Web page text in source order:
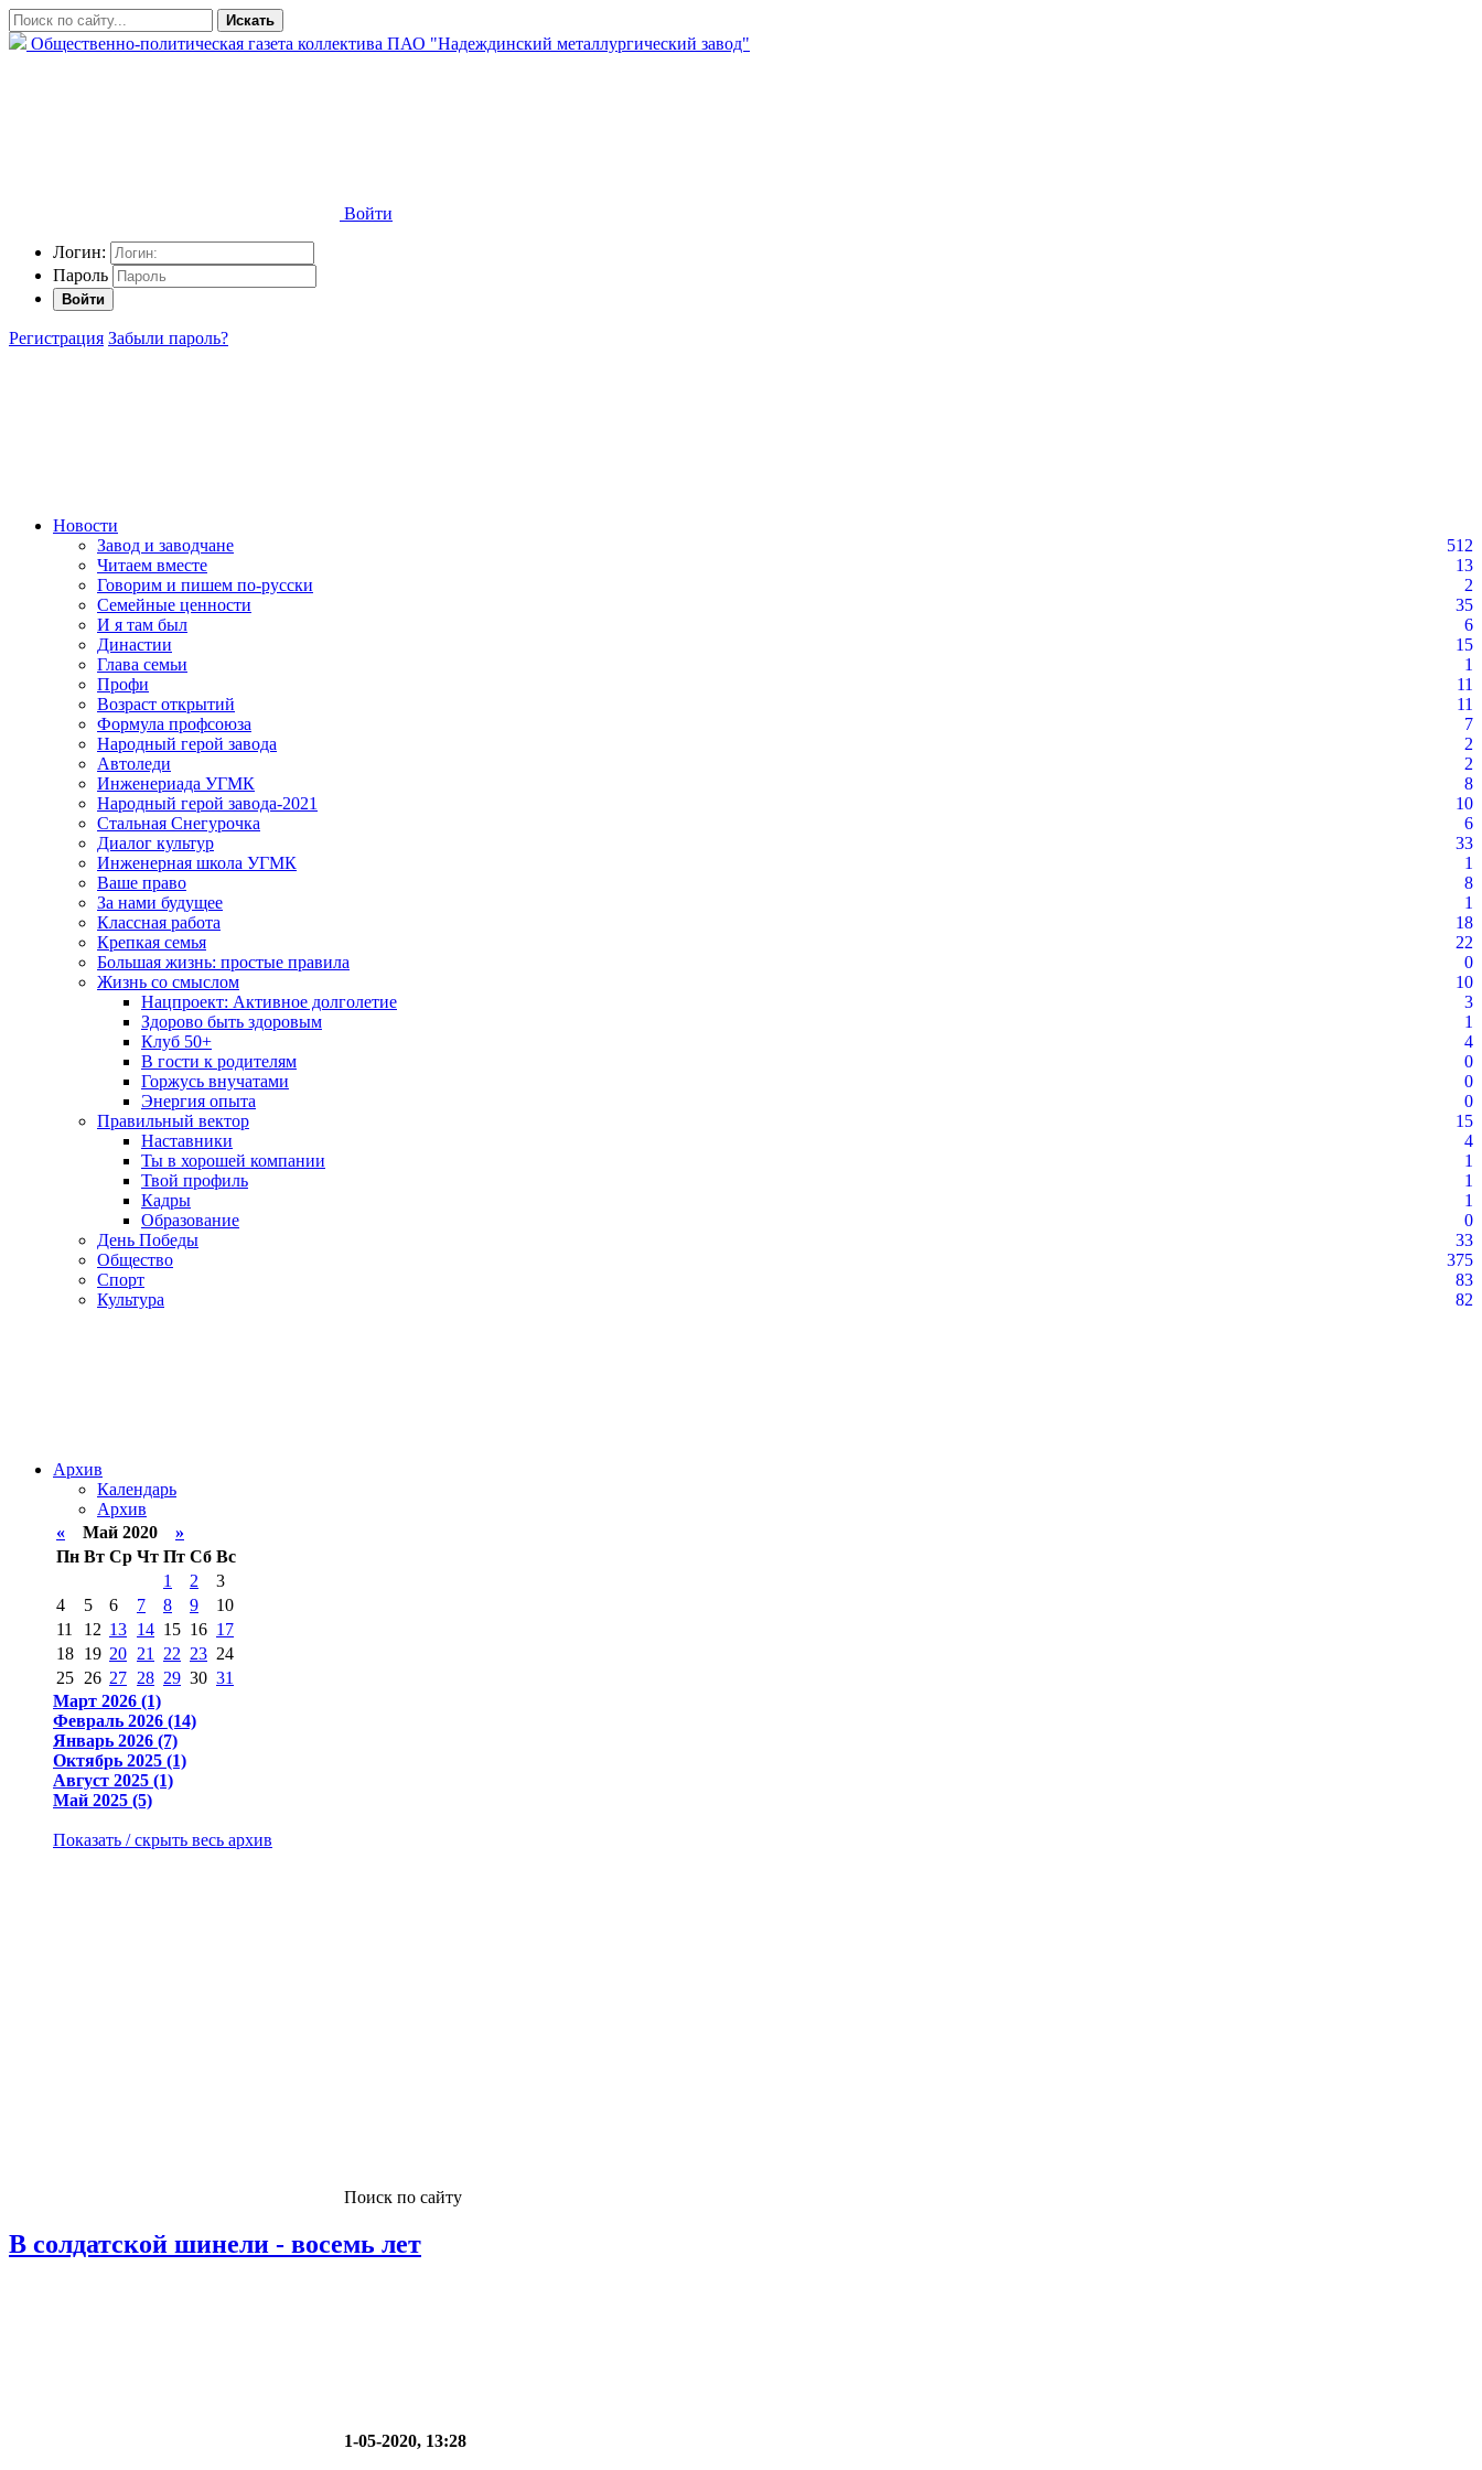
Искать
Общественно-политическая газета коллектива ПАО "Надеждинский металлургический завод"
Войти
Логин:
Пароль
Войти
Регистрация Забыли пароль?
Новости
Завод и заводчане
512
Читаем вместе
13
Говорим и пишем по-русски
2
Семейные ценности
35
И я там был
6
Династии
15
Глава семьи
1
Профи
11
Возраст открытий
11
Формула профсоюза
7
Народный герой завода
2
Автоледи
2
Инженериада УГМК
8
Народный герой завода-2021
10
Стальная Снегурочка
6
Диалог культур
33
Инженерная школа УГМК
1
Ваше право
8
За нами будущее
1
Классная работа
18
Крепкая семья
22
Большая жизнь: простые правила
0
Жизнь со смыслом
10
Нацпроект: Активное долголетие
3
Здорово быть здоровым
1
Клуб 50+
4
В гости к родителям
0
Горжусь внучатами
0
Энергия опыта
0
Правильный вектор
15
Наставники
4
Ты в хорошей компании
1
Твой профиль
1
Кадры
1
Образование
0
День Победы
33
Общество
375
Спорт
83
Культура
82
Архив
Календарь
Архив
« Май 2020 »
Пн Вт Ср Чт Пт Сб Вс
1
2
3
4
5 6 7 8 9
10
11
12 13 14 15 16 17
18 19 20 21 22 23 24
25 26 27 28 29 30 31
Март 2026 (1)
Февраль 2026 (14)
Январь 2026 (7)
Октябрь 2025 (1)
Август 2025 (1)
Май 2025 (5)
Показать / скрыть весь архив
Поиск по сайту
В солдатской шинели - восемь лет
1-05-2020, 13:28